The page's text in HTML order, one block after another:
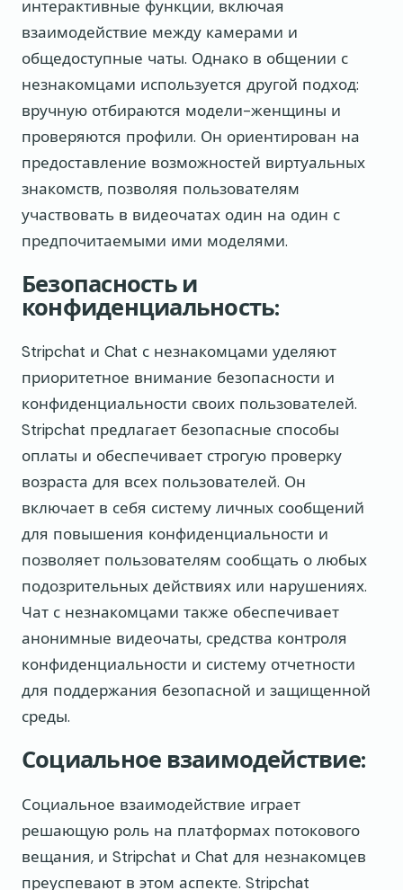
интерактивные функции, включая
взаимодействие между камерами и
общедоступные чаты. Однако в общении с
незнакомцами используется другой подход:
вручную отбираются модели-женщины и
проверяются профили. Он ориентирован на
предоставление возможностей виртуальных
знакомств, позволяя пользователям
участвовать в видеочатах один на один с
предпочитаемыми ими моделями.
Безопасность и
конфиденциальность:
Stripchat и Chat с незнакомцами уделяют
приоритетное внимание безопасности и
конфиденциальности своих пользователей.
Stripchat предлагает безопасные способы
оплаты и обеспечивает строгую проверку
возраста для всех пользователей. Он
включает в себя систему личных сообщений
для повышения конфиденциальности и
позволяет пользователям сообщать о любых
подозрительных действиях или нарушениях.
Чат с незнакомцами также обеспечивает
анонимные видеочаты, средства контроля
конфиденциальности и систему отчетности
для поддержания безопасной и защищенной
среды.
Социальное взаимодействие:
Социальное взаимодействие играет
решающую роль на платформах потокового
вещания, и Stripchat и Chat для незнакомцев
преуспевают в этом аспекте. Stripchat